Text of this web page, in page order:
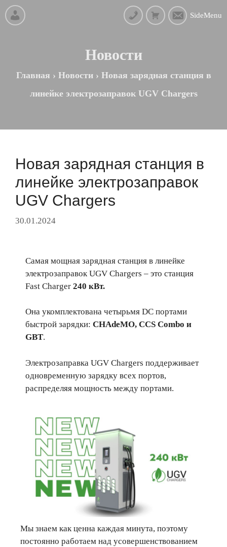
SideMenu
Новости
Главная › Новости› Новая зарядная станция в
линейке электрозаправок UGV Chargers
Новая зарядная станция в
линейке электрозаправок
UGV Chargers
30.01.2024
Самая мощная зарядная станция в линейке
электрозаправок UGV Chargers – это станция
Fast Charger 240 кВт.
Она укомплектована четырьмя DC портами
быстрой зарядки: CHAdeMO, CCS Combo и
GBT.
Электрозаправка UGV Сhargers поддерживает
одновременную зарядку всех портов,
распределяя мощность между портами.
Мы знаем как ценна каждая минута, поэтому
постоянно работаем над усовершенствованием